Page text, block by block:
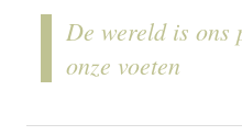
De wereld is ons
onze voeten